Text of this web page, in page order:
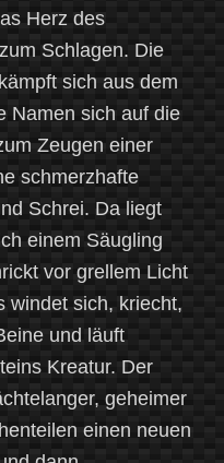
Herz des
Schlagen. Die
sich aus dem
Namen sich auf die
Zeugen einer
schmerzhafte
Schrei. Da liegt
einem Säugling
vor grellem Licht
windet sich, kriecht,
und läuft
Kreatur. Der
geheimer
einen neuen